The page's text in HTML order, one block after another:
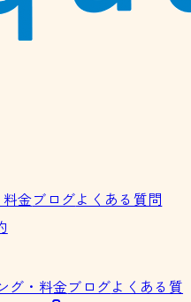
料金ブログよくある質問
グ・料金ブログよくある質